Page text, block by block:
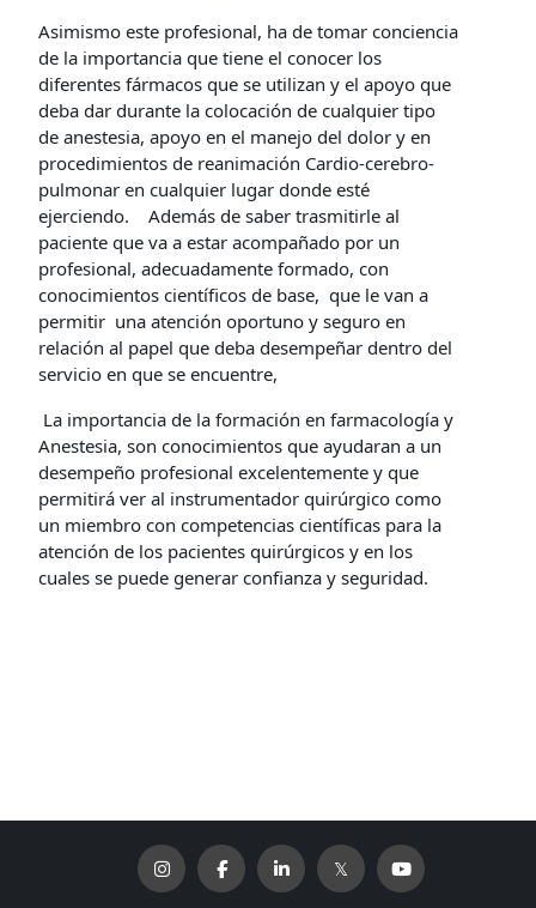
Asimismo este profesional, ha de tomar conciencia
de la importancia que tiene el conocer los
diferentes fármacos que se utilizan y el apoyo que
deba dar durante la colocación de cualquier tipo
de anestesia, apoyo en el manejo del dolor y en
procedimientos de reanimación Cardio-cerebro-
pulmonar en cualquier lugar donde esté
ejerciendo. Además de saber trasmitirle al
paciente que va a estar acompañado por un
profesional, adecuadamente formado, con
conocimientos científicos de base, que le van a
permitir una atención oportuno y seguro en
relación al papel que deba desempeñar dentro del
servicio en que se encuentre,
La importancia de la formación en farmacología y
Anestesia, son conocimientos que ayudaran a un
desempeño profesional excelentemente y que
permitirá ver al instrumentador quirúrgico como
un miembro con competencias científicas para la
atención de los pacientes quirúrgicos y en los
cuales se puede generar confianza y seguridad.